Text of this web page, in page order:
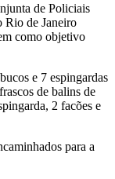
de Policiais
Rio de Janeiro
como objetivo
e 7 espingardas
de balins de
2 facões e
para a